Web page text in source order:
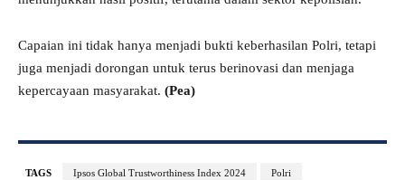
Capaian ini tidak hanya menjadi bukti keberhasilan Polri, tetapi
juga menjadi dorongan untuk terus berinovasi dan menjaga
kepercayaan masyarakat. (Pea)
TAGS Ipsos Global Trustworthiness Index 2024 Polri